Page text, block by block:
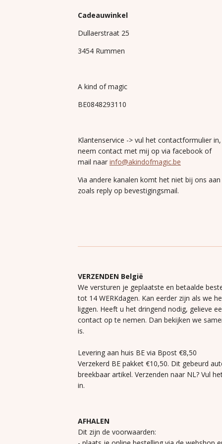
Cadeauwinkel
Dullaerstraat 25
3454 Rummen
A kind of magic
BE0848293110
Klantenservice -> vul het contactformulier in,
neem contact met mij op via facebook of
mail naar info@akindofmagic.be
Via andere kanalen komt het niet bij ons aan
zoals reply op bevestigingsmail.
VERZENDEN België
We versturen je geplaatste en betaalde
tot 14 WERKdagen. Kan eerder zijn als we
liggen. Heeft u het dringend nodig, gelieve
contact op te nemen. Dan bekijken we
is.
Levering aan huis BE via Bpost €8,50
Verzekerd BE pakket €10,50. Dit gebeurd
breekbaar artikel. Verzenden naar NL? Vul
in.
AFHALEN
Dit zijn de voorwaarden: